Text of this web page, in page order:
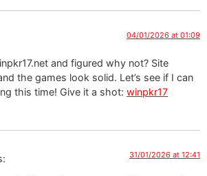
04/01/2026 at 01:09
and figured why not? Site
the games look solid. Let’s see if I can
this time! Give it a shot: winpkr17
31/01/2026 at 12:41